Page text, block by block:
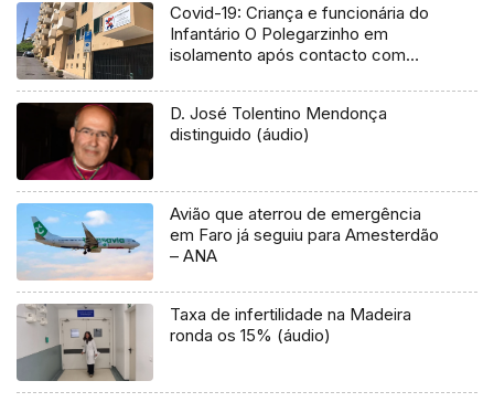
Covid-19: Criança e funcionária do
Infantário O Polegarzinho em
isolamento após contacto com
D. José Tolentino Mendonça
distinguido (áudio)
Avião que aterrou de emergência
em Faro já seguiu para Amesterdão
– ANA
Taxa de infertilidade na Madeira
ronda os 15% (áudio)